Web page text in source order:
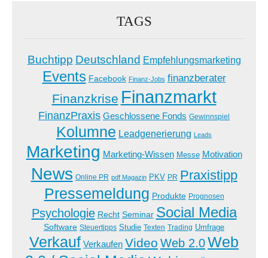
TAGS
Buchtipp Deutschland Empfehlungsmarketing
Events Facebook Finanz-Jobs finanzberater
Finanzkrise Finanzmarkt
FinanzPraxis Geschlossene Fonds Gewinnspiel
Kolumne Leadgenerierung Leads
Marketing Marketing-Wissen Messe Motivation
News Online PR pdf Magazin PKV PR Praxistipp
Pressemeldung Produkte Prognosen
Psychologie Recht Seminar Social Media
Software Steuertipps Studie Texten Trading Umfrage
Verkauf Verkaufen Video Web 2.0Web